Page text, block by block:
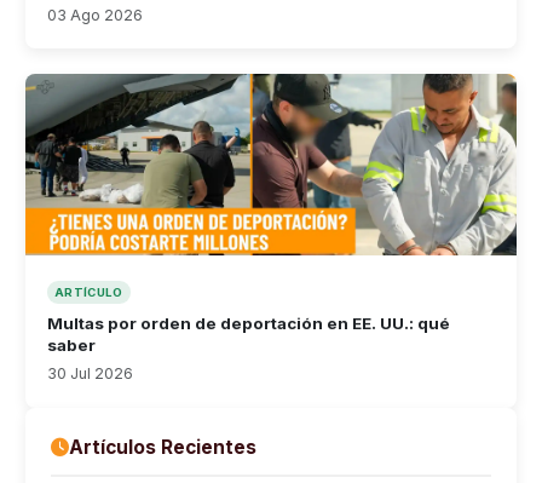
03 Ago 2026
ARTÍCULO
Multas por orden de deportación en EE. UU.: qué
saber
30 Jul 2026
Artículos Recientes